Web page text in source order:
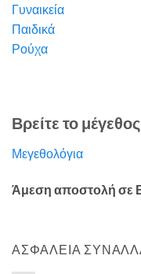
Γυναικεία
Παιδικά
Ρούχα
Βρείτε το
Μεγεθολόγια
Άμεση αποστολή σε
ΑΣΦΑΛΕΙΑ